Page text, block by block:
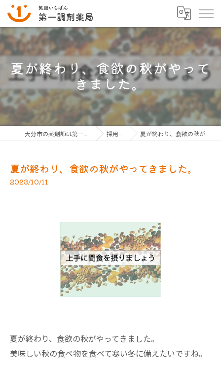
夏が終わり、食欲の秋がやって
きました。
採用ブログ 夏が終わり、食欲の秋がやってきました。
夏が終わり、食欲の秋がやってきました。
2023/10/11
夏が終わり、食欲の秋がやってきました。
美味しい秋の食べ物を食べて寒い冬に備えたいですね。